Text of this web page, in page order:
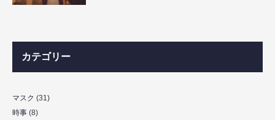
カテゴリー
マスク (31)
時事 (8)